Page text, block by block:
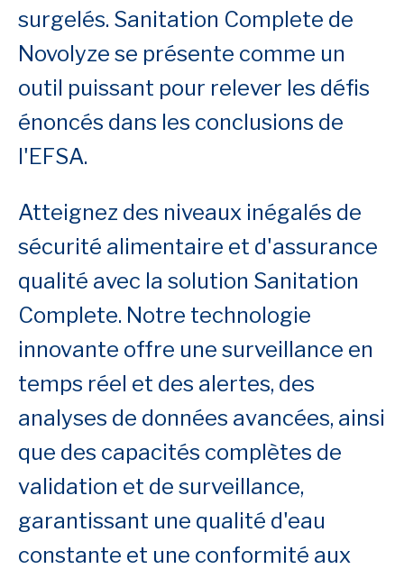
surgelés. Sanitation Complete de
Novolyze se présente comme un
outil puissant pour relever les défis
énoncés dans les conclusions de
l'EFSA.
Atteignez des niveaux inégalés de
sécurité alimentaire et d'assurance
qualité avec la solution Sanitation
Complete. Notre technologie
innovante offre une surveillance en
temps réel et des alertes, des
analyses de données avancées, ainsi
que des capacités complètes de
validation et de surveillance,
garantissant une qualité d'eau
constante et une conformité aux